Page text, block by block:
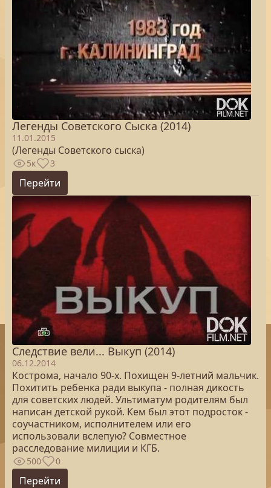
Легенды Советского Сыска (2014)
11.01.2015
(Легенды Советского сыска)
5к 3
Перейти
Следствие вели... Выкуп (2014)
06.12.2014
Кострома, начало 90-х. Похищен 9-летний мальчик.
Похитить ребенка ради выкупа - полная дикость
для советских людей. Ультиматум родителям был
написан детской рукой. Кем был этот подросток -
соучастником, исполнителем или его
использовали вслепую? Совместное
расследование милиции и КГБ.
500 0
Перейти